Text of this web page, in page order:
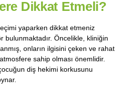
Dikkat Etmeli?
yaparken dikkat etmeniz
bulunmaktadır. Öncelikle, kliniğin
onların ilgisini çeken ve rahat
sahip olması önemlidir.
çocuğun diş hekimi korkusunu